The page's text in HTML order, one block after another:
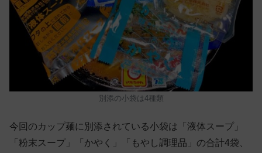
別添の小袋は4種類
今回のカップ麺に別添されている小袋は「液体スープ」
「粉末スープ」「かやく」「もやし調理品」の合計4袋、